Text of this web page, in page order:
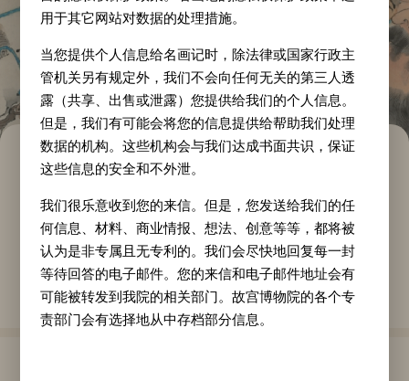
任颐风尘三侠图轴
作家
任颐
年代
清代 类别
质地
纸本
纵
148.5cm
横
66cm
用于其它网站对数据的处理措施。
当您提供个人信息给名画记时，除法律或国家行政主
管机关另有规定外，我们不会向任何无关的第三人透
露（共享、出售或泄露）您提供给我们的个人信息。
但是，我们有可能会将您的信息提供给帮助我们处理
数据的机构。这些机构会与我们达成书面共识，保证
这些信息的安全和不外泄。
我们很乐意收到您的来信。但是，您发送给我们的任
何信息、材料、商业情报、想法、创意等等，都将被
认为是非专属且无专利的。我们会尽快地回复每一封
等待回答的电子邮件。您的来信和电子邮件地址会有
可能被转发到我院的相关部门。故宫博物院的各个专
责部门会有选择地从中存档部分信息。